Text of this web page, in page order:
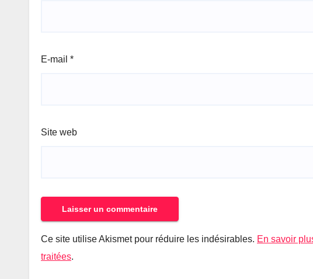
E-mail *
Site web
Ce site utilise Akismet pour réduire les indésirables. En savoir
traitées.